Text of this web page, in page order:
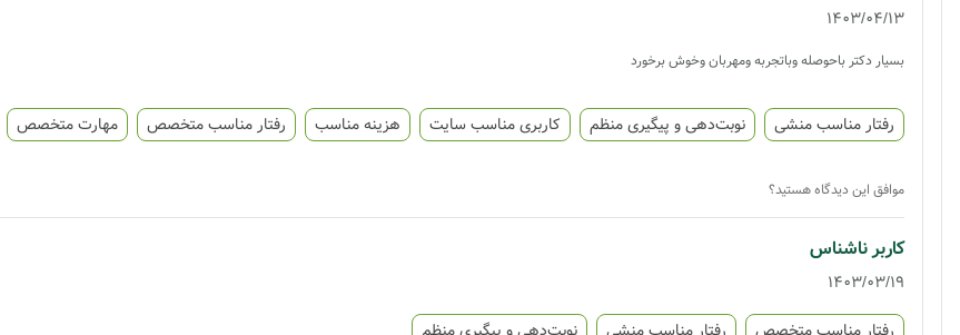
1403/04/13
بسیار دکتر باحوصله وباتجربه ومهربان وخوش برخورد
رفتار مناسب منشی نوبت‌دهی و پیگیری منظم کاربری مناسب سایت هزینه مناسب رفتار مناسب متخصص مهارت متخصص
موافق این دیدگاه هستید؟
کاربر ناشناس
1403/03/19